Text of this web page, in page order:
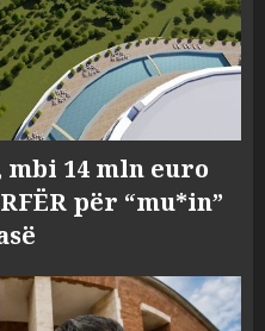
14 mln euro
për “mu*in”